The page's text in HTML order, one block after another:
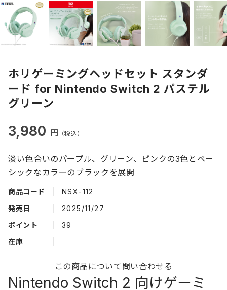
ホリゲーミングヘッドセット スタンダ
ード for Nintendo Switch 2 パステル
グリーン
淡い色合いのパープル、グリーン、ピンクの3色とベー
シックなカラーのブラックを展開
3,980 円 （税込）
商品コード
NSX-112
発売日
2025/11/27
ポイント
39
在庫
この商品について問い合わせる
Nintendo Switch 2 向けゲーミ